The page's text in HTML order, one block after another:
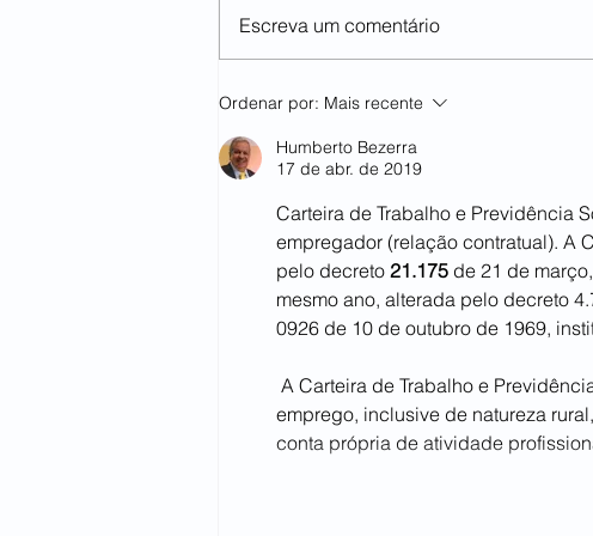
Violência Doméstica, pode
afetar no afastamento do
emprego por até 6 meses.
Escreva um comentário
Ordenar por: Mais recente
Humberto Bezerra
17 de abr. de 2019
Carteira de Trabalho e Previdência
empregador (relação contratual). A
pelo decreto 21.175 de 21 de
mesmo ano, alterada pelo decreto
0926 de 10 de outubro de 1969,
emprego, inclusive de natureza
conta própria de atividade